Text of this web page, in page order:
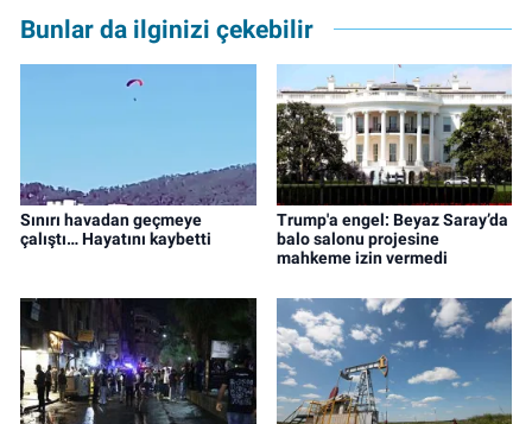
Bunlar da ilginizi çekebilir
Sınırı havadan geçmeye
çalıştı… Hayatını kaybetti
Trump'a engel: Beyaz Saray’da
balo salonu projesine
mahkeme izin vermedi